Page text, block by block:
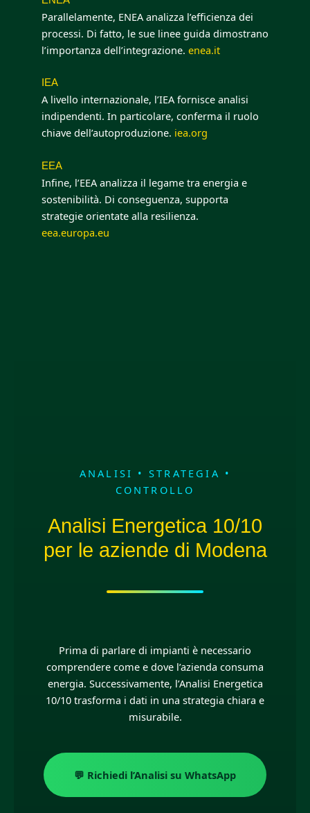
Parallelamente, ENEA analizza l’efficienza dei
processi. Di fatto, le sue linee guida dimostrano
l’importanza dell’integrazione. enea.it
IEA
A livello internazionale, l’IEA fornisce analisi
indipendenti. In particolare, conferma il ruolo
chiave dell’autoproduzione. iea.org
EEA
Infine, l’EEA analizza il legame tra energia e
sostenibilità. Di conseguenza, supporta
strategie orientate alla resilienza.
eea.europa.eu
ANALISI • STRATEGIA •
CONTROLLO
Analisi Energetica 10/10
per le aziende di Modena
Prima di parlare di impianti è necessario
comprendere come e dove l’azienda consuma
energia. Successivamente, l’Analisi Energetica
10/10 trasforma i dati in una strategia chiara e
misurabile.
💬 Richiedi l’Analisi su WhatsApp